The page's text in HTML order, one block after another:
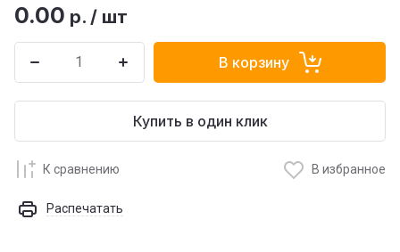
0.00 р. / шт
В корзину
Купить в один клик
К сравнению В избранное
Распечатать